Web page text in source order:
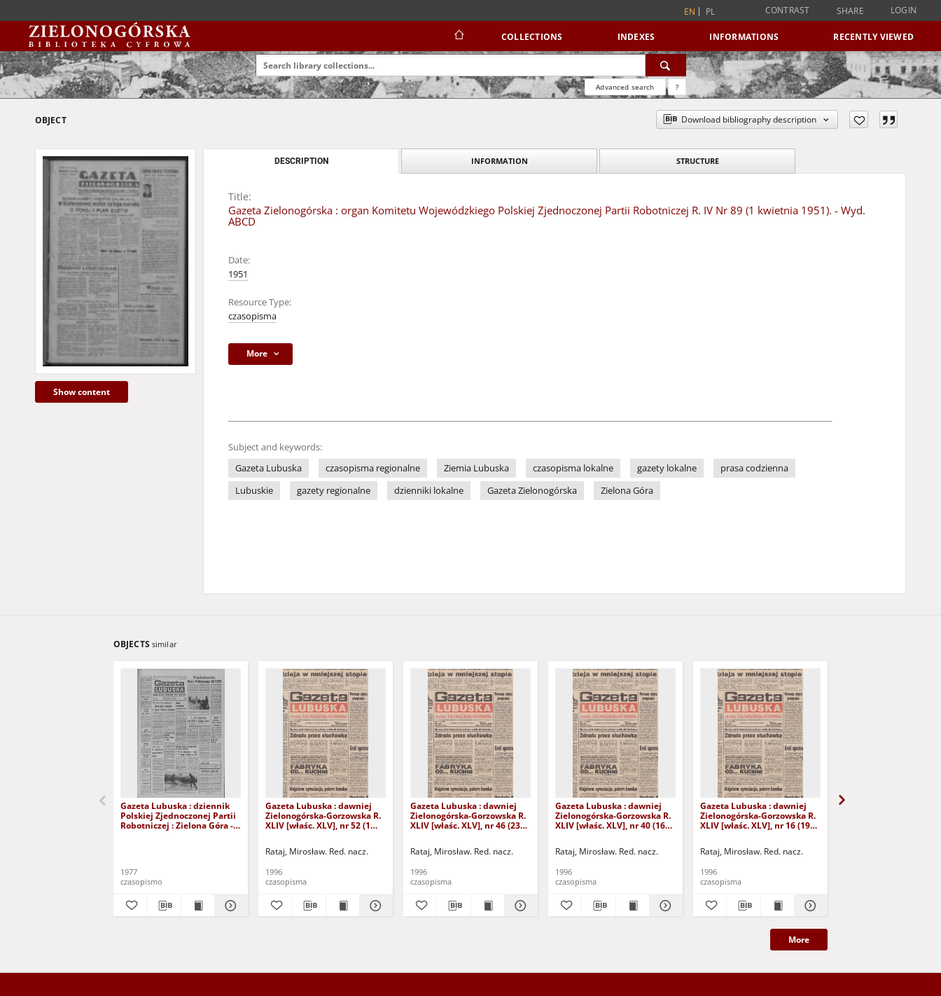
EN PL CONTRAST SHARE LOGIN
COLLECTIONS INDEXES INFORMATIONS RECENTLY VIEWED
Advanced search ?
OBJECT Download bibliography description
Show content
DESCRIPTION INFORMATION STRUCTURE
Title:
Gazeta Zielonogórska : organ Komitetu Wojewódzkiego Polskiej Zjednoczonej Partii Robotniczej R. IV Nr 89 (1 kwietnia 1951). - Wyd.
ABCD
Date:
1951
Resource Type:
czasopisma
More
Subject and keywords:
Gazeta Lubuska
czasopisma regionalne Ziemia Lubuska czasopisma lokalne gazety lokalne
prasa codzienna
Lubuskie
gazety regionalne dzienniki lokalne Gazeta Zielonogórska Zielona Góra
OBJECTS similar
Gazeta Lubuska : dziennik
Polskiej Zjednoczonej Partii
Robotniczej : Zielona Góra -
1977
czasopismo
Gazeta Lubuska : dawniej
Zielonogórska-Gorzowska R.
XLIV [właśc. XLV], nr 52 (1
Rataj, Mirosław. Red. nacz.
1996
czasopisma
Gazeta Lubuska : dawniej
Zielonogórska-Gorzowska R.
XLIV [właśc. XLV], nr 46 (23
Rataj, Mirosław. Red. nacz.
1996
czasopisma
Gazeta Lubuska : dawniej
Zielonogórska-Gorzowska R.
XLIV [właśc. XLV], nr 40 (16
Rataj, Mirosław. Red. nacz.
1996
czasopisma
Gazeta Lubuska : dawniej
Zielonogórska-Gorzowska R.
XLIV [właśc. XLV], nr 16 (19
Rataj, Mirosław. Red. nacz.
1996
czasopisma
More